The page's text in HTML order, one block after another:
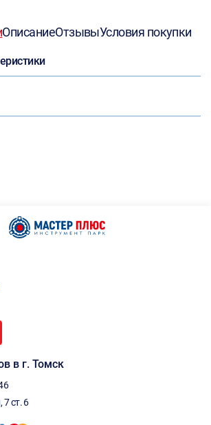
ОписаниеОтзывыУсловия покупки
в г. Томск
ст. 6